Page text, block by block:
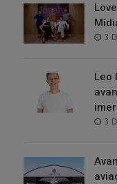
3
Leo
3